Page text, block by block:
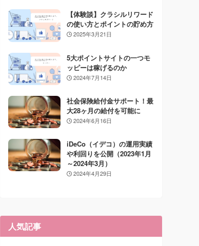
【体験談】クラシルリワード
の使い方とポイントの貯め方
2025年3月21日
5大ポイントサイトの一つモ
ッピーは稼げるのか
2024年7月14日
社会保険給付金サポート！最
大28ヶ月の給付を可能に
2024年6月16日
iDeCo（イデコ）の運用実績
や利回りを公開（2023年1月
～2024年3月）
2024年4月29日
人気記事